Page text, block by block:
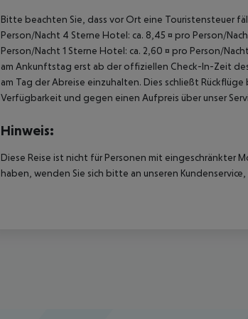
Bitte beachten Sie, dass vor Ort eine Touristensteuer
Person/Nacht 4 Sterne Hotel: ca. 8,45 ¤ pro Person/
Person/Nacht 1 Sterne Hotel: ca. 2,60 ¤ pro Person/
am Ankunftstag erst ab der offiziellen Check-In-Zeit
am Tag der Abreise einzuhalten. Dies schließt
Verfügbarkeit und gegen einen Aufpreis über unser
Hinweis:
Diese Reise ist nicht für Personen mit eingeschränkter
haben, wenden Sie sich bitte an unseren